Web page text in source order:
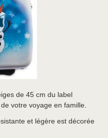
de 45 cm du label
votre voyage en famille.
et légère est décorée